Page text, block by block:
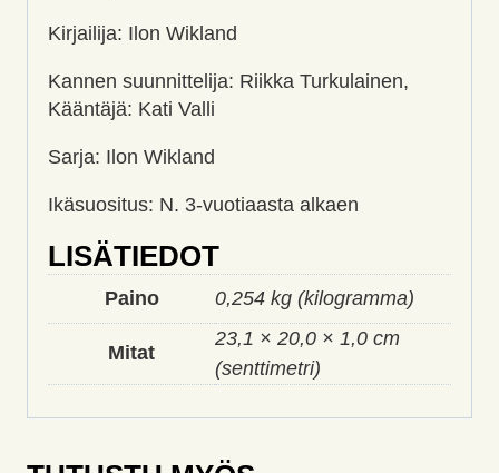
Kirjailija: Ilon Wikland
Kannen suunnittelija: Riikka Turkulainen,
Kääntäjä: Kati Valli
Sarja: Ilon Wikland
Ikäsuositus: N. 3-vuotiaasta alkaen
LISÄTIEDOT
Paino 0,254 kg (kilogramma)
Mitat
23,1 × 20,0 × 1,0 cm
(senttimetri)